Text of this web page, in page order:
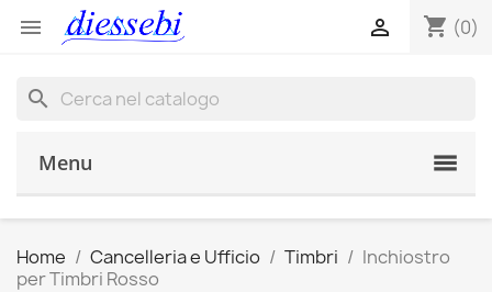
 shopping_cart (0)

search
Menu
Home Cancelleria e Ufficio Timbri
Inchiostro
per Timbri Rosso